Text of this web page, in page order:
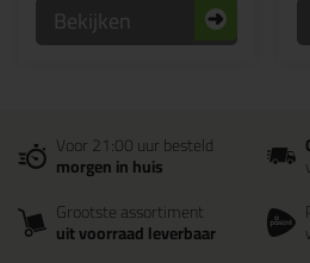
Bekijken
Voor 21:00 uur besteld
morgen in huis
Grootste assortiment
uit voorraad leverbaar